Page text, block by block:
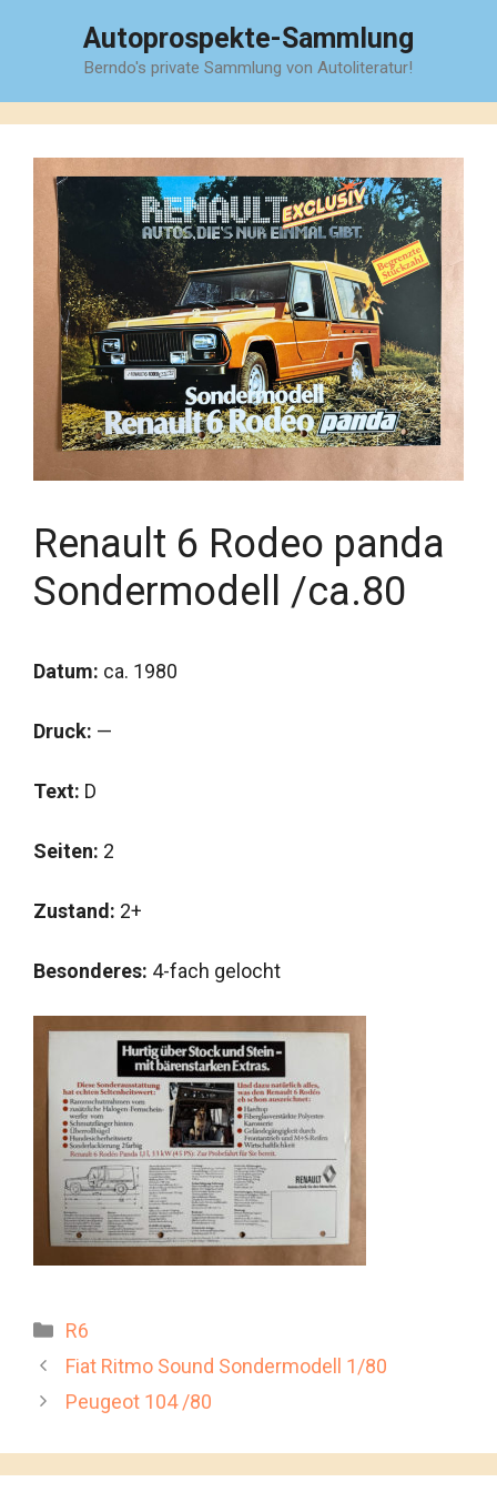
Autoprospekte-Sammlung
Berndo's private Sammlung von Autoliteratur!
Renault 6 Rodeo panda
Sondermodell /ca.80
Datum: ca. 1980
Druck: —
Text: D
Seiten: 2
Zustand: 2+
Besonderes: 4-fach gelocht
Kategorien
R6
Fiat Ritmo Sound Sondermodell 1/80
Peugeot 104 /80